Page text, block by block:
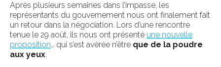
Après plusieurs semaines dans l’impasse, les
représentants du gouvernement nous ont finalement fait
un retour dans la négociation. Lors d’une rencontre
tenue le 29 août, ils nous ont présenté une nouvelle
proposition… qui s’est avérée n’être que de la poudre
aux yeux.